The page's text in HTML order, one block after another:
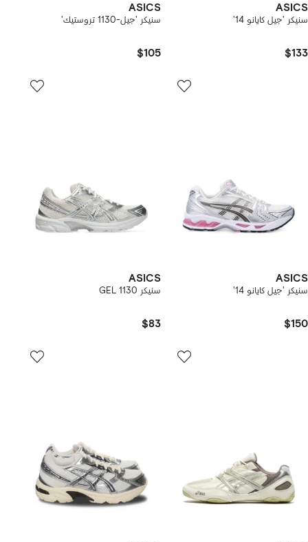
ASICS
سنيكر 'جيل كايانو 14'
$133
ASICS
سنيكر 'جيل-1130 تروستيك'
$105
ASICS
سنيكر 'جيل كايانو 14'
$150
ASICS
سنيكر GEL 1130
$83